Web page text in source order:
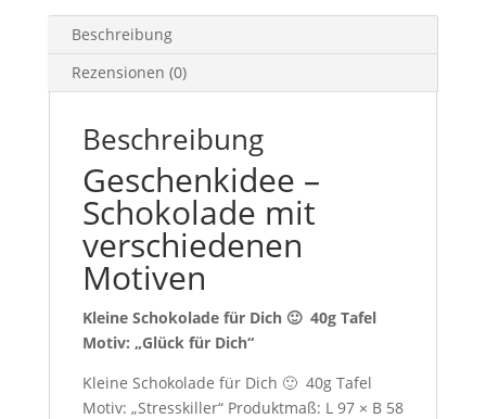
Beschreibung
Rezensionen (0)
Beschreibung
Geschenkidee –
Schokolade mit
verschiedenen
Motiven
Kleine Schokolade für Dich 🙂 40g Tafel
Motiv: „Glück für Dich“
Kleine Schokolade für Dich 🙂 40g Tafel
Motiv: „Stresskiller“ Produktmaß: L 97 × B 58